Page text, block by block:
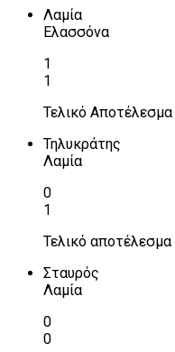
Λαμία
Ελασσόνα
1
1
Τελικό Αποτέλεσμα
Τηλυκράτης
Λαμία
0
1
Τελικό αποτέλεσμα
Σταυρός
Λαμία
0
0